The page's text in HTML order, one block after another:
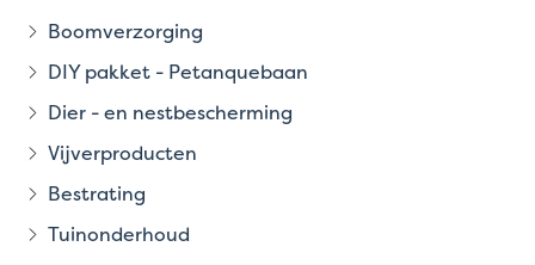
Boomverzorging
DIY pakket - Petanquebaan
Dier - en nestbescherming
Vijverproducten
Bestrating
Tuinonderhoud